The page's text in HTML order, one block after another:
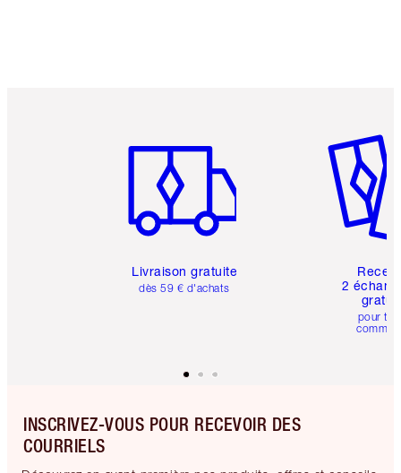
Livraison gratuite
dès 59 € d'achats
2
pour
INSCRIVEZ-VOUS POUR RECEVOIR DES
COURRIELS